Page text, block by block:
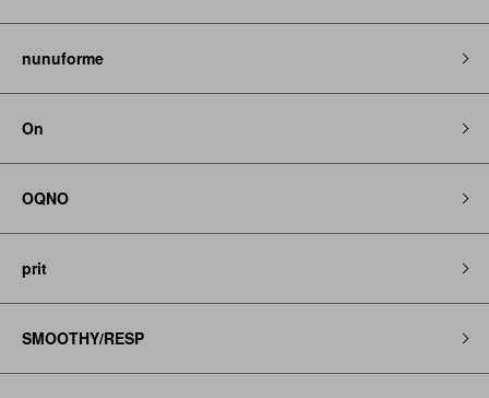
nunuforme
On
OQNO
prit
SMOOTHY/RESP